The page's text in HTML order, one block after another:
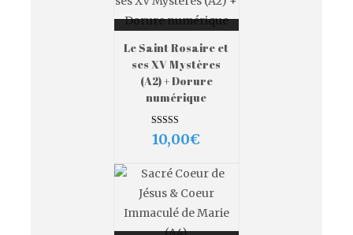
AJOUTER AU
PANIER
VIEW MORE
Le Saint Rosaire et
ses XV Mystères
(A2) + Dorure
numérique
Note
5.00
10,00€